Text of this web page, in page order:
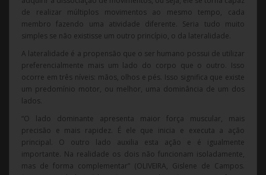
de realizar múltiplos movimentos ao mesmo tempo, cada
membro fazendo uma atividade diferente. Seria tudo muito
simples se não existisse um outro princípio, o da lateralidade.
A lateralidade é a propensão que o ser humano possui de utilizar
preferencialmente mais um lado do corpo que o outro. Isso
ocorre em três níveis: mãos, olhos e pés. Isso significa que existe
um predomínio motor, ou melhor, uma dominância de um dos
lados.
“O lado dominante apresenta maior força muscular, mais
precisão e mais rapidez. É ele que inicia e executa a ação
principal. O outro lado auxilia esta ação e é igualmente
importante. Na realidade os dois não funcionam isoladamente,
mas de forma complementar” (OLIVEIRA, Gislene de Campos.